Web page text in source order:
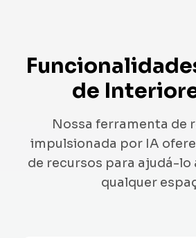
de
Nossa ferramenta de
impulsionada por IA
de recursos para ajudá-
qualquer